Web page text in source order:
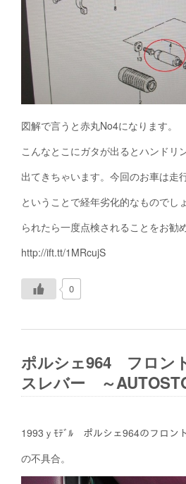
図解で言うと赤丸No4になります。
こんなとこにガタが出るとハンドリ
出てきちゃいます。今回のお車は走
ということで経年劣化的なものでし
られたら一度点検されることをお勧
http://ift.tt/1MRcujS
0
ポルシェ964 フロン
スレバー ～
1993ｙﾓﾃﾞﾙ ポルシェ964のフロン
の不具合。